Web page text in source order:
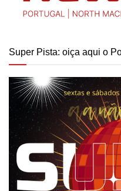
Super Pista: oiça aqui o